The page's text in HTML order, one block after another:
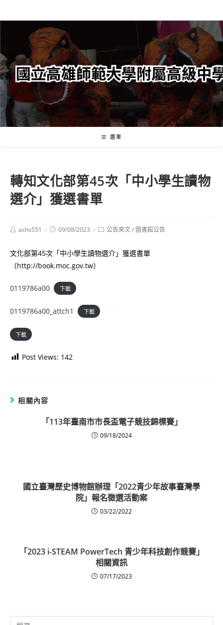
轉
要
內
容
選單
轉知文化部第45次「中小學生讀物
選介」獲選書單
Postashs551
Post09/08/2023
Post公告來文/ 圖書館公告
文化部第45次「中小學生讀物選介」獲選書單
（http://book.moc.gov.tw）
0119786a00 下載
0119786a00_attch1 下載
下載
Post Views: 142
相關內容
「113年臺南市市長盃電子競技錦標賽」
09/18/2024
國立臺灣歷史博物館辦理「2022青少年故事臺灣學
院」報名徵選活動案
03/22/2022
「2023 i-STEAM PowerTech 青少年科技創作競賽」
相關資訊
07/17/2023
Search